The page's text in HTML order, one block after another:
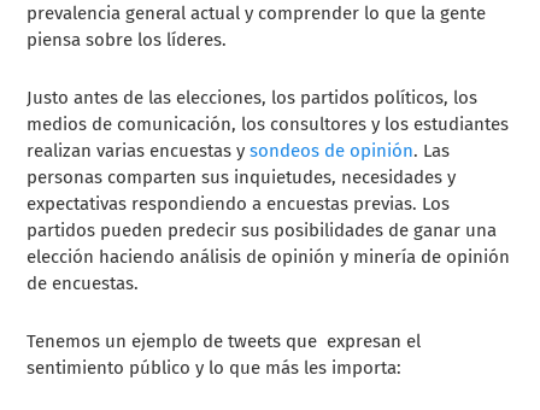
prevalencia general actual y comprender lo que la gente
piensa sobre los líderes.
Justo antes de las elecciones, los partidos políticos, los
medios de comunicación, los consultores y los estudiantes
realizan varias encuestas ysondeos de opinión. Las
personas comparten sus inquietudes, necesidades y
expectativas respondiendo a encuestas previas. Los
partidos pueden predecir sus posibilidades de ganar una
elección haciendo análisis de opinión y minería de opinión
de encuestas.
Tenemos un ejemplo de tweets que expresan el
sentimiento público y lo que más les importa: